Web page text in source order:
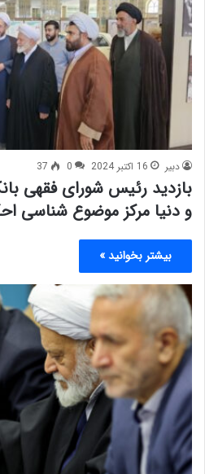
دبیر 16 اکتبر 2024 0
37
بازدید رئیس شورای فقهی
و دنیا مرکز موضوع شناسی
بیشتر بخوانید »